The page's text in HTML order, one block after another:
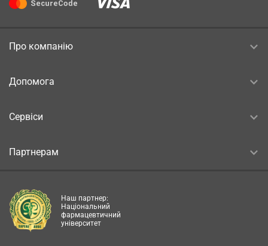
Про компанію
Допомога
Сервіси
Партнерам
Наш партнер:
Національний
фармацевтичний
університет